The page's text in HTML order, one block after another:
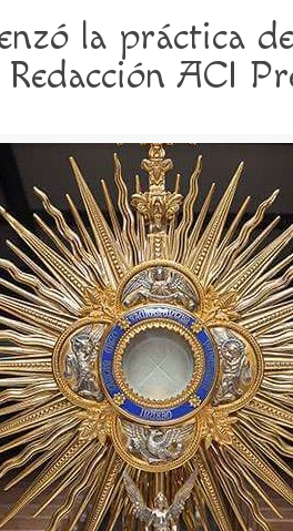
la práctica
ACI